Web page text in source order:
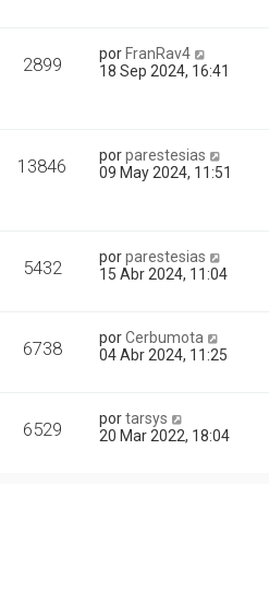
2899 por FranRav4
18 Sep 2024, 16:41
13846 porparestesias
09 May 2024, 11:51
5432 porparestesias
15 Abr 2024, 11:04
6738 porCerbumota
04 Abr 2024, 11:25
6529 portarsys
20 Mar 2022, 18:04